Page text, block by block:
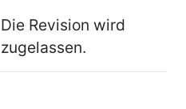
Die Revision wird
zugelassen.